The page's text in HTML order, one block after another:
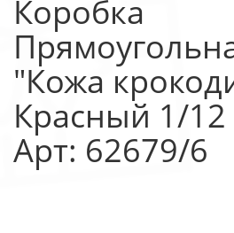
Коробка
"Кожа
Красный 1/12
Арт: 62679/6